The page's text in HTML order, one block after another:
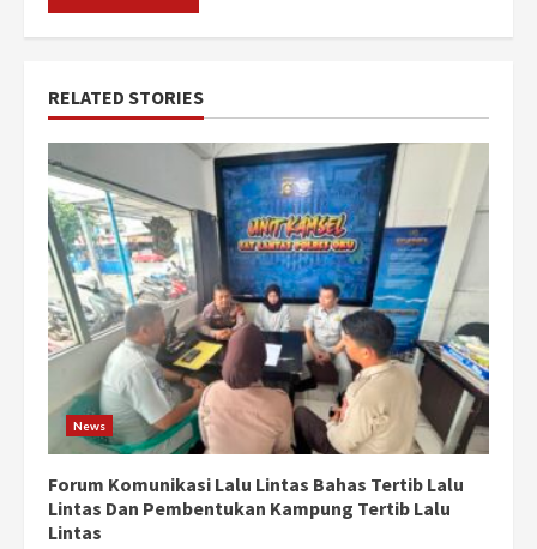
RELATED STORIES
News
Forum Komunikasi Lalu Lintas Bahas Tertib Lalu
Lintas Dan Pembentukan Kampung Tertib Lalu
Lintas